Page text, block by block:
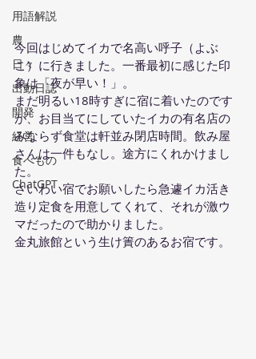
用語解説
農
日々
出動日誌
開発
経営
食べもの
ChatGPT
今回はじめてイカで名高い呼子（よぶ
こ）に行きました。一番最初に感じた印
象は「夜が早い！」。
まだ明るい18時すぎに宿に着いたのです
が、お目当てにしていたイカの有名店の
みならず食堂は軒並み閉店時間。飲み屋
さんは一件もなし。途方にくれかけまし
た。
さいわい宿でお願いしたら急遽イカ活き
造り定食を用意してくれて、それが激ウ
マだったので助かりました。
金丸旅館という生け簀のあるお宿です。